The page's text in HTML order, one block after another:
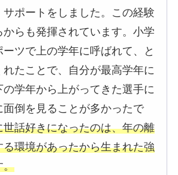
ポートをしました。この経験
からも発揮されています。小学
ツで上の学年に呼ばれて、と
たことで、自分が最高学年に
学年から上がってきた選手に
面倒を見ることが多かったで
世話好きになったのは、年の離
環境があったから生まれた強
。